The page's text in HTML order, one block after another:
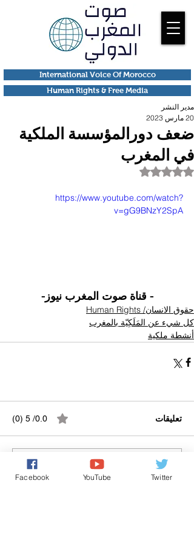
Human Rights & Free Media
International Voice Of Morocco
ضعف دورالمؤسسة الملكية
في المغرب
مدير النشر
20 مارس 2023
تم التقييم بـ ليس رقمًا من أصل 5 نجوم.
https://www.youtube.com/watch?
v=gG9BNzY2SpA
- قناة صوت المغرب نيوز-
حقوق الانسان/ Human Rights
كل شيء عن المَلَكِيّة بالمغرب
أنشطة ملكية
تعليقات 0.0/ 5 (0)
التعليق والتقييم...
Facebook YouTube Twitter